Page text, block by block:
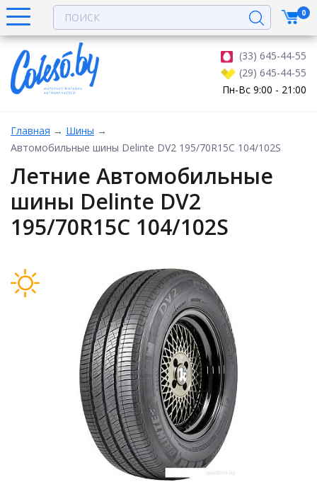
(33) 645-44-55
(29) 645-44-55
Пн-Вс 9:00 - 21:00
0
Главная → Шины →
Автомобильные шины Delinte DV2 195/70R15C 104/102S
Летние Автомобильные
шины Delinte DV2
195/70R15C 104/102S